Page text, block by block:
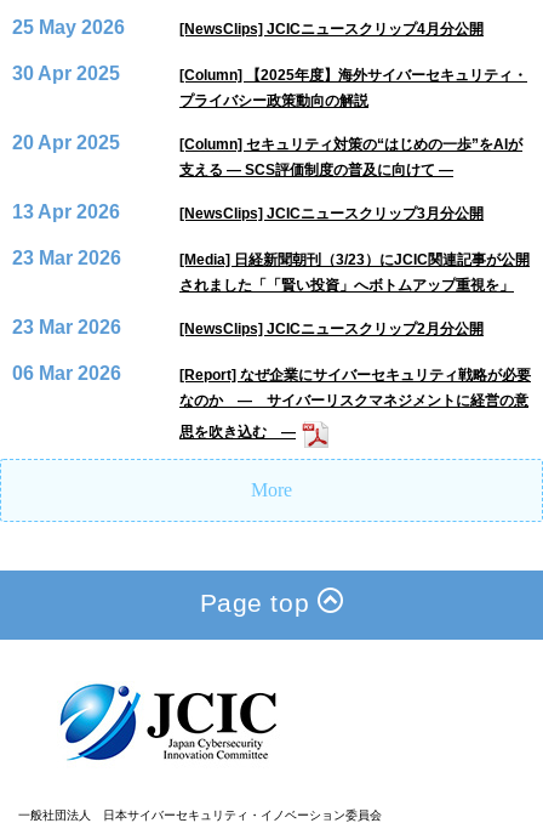
25 May 2026 [NewsClips] JCICニュースクリップ4月分公開
30 Apr 2025
[Column] 【2025年度】海外サイバーセキュリティ・
プライバシー政策動向の解説
20 Apr 2025
[Column] セキュリティ対策の“はじめの一歩”をAIが
支える ― SCS評価制度の普及に向けて ―
13 Apr 2026 [NewsClips] JCICニュースクリップ3月分公開
23 Mar 2026
[Media] 日経新聞朝刊（3/23）にJCIC関連記事が公開
されました「「賢い投資」へボトムアップ重視を」
23 Mar 2026 [NewsClips] JCICニュースクリップ2月分公開
06 Mar 2026
[Report] なぜ企業にサイバーセキュリティ戦略が必要
なのか ― サイバーリスクマネジメントに経営の意
思を吹き込む ―
More
Page top
一般社団法人 日本サイバーセキュリティ・イノベーション委員会